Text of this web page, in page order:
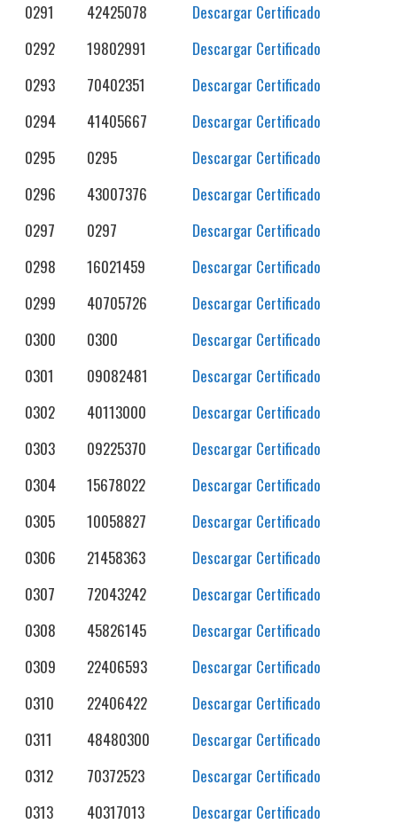
0291
42425078
Descargar Certificado
0292
19802991
Descargar Certificado
0293
70402351
Descargar Certificado
0294
41405667
Descargar Certificado
0295
0295
Descargar Certificado
0296
43007376
Descargar Certificado
0297
0297
Descargar Certificado
0298
16021459
Descargar Certificado
0299
40705726
Descargar Certificado
0300
0300
Descargar Certificado
0301
09082481
Descargar Certificado
0302
40113000
Descargar Certificado
0303
09225370
Descargar Certificado
0304
15678022
Descargar Certificado
0305
10058827
Descargar Certificado
0306
21458363
Descargar Certificado
0307
72043242
Descargar Certificado
0308
45826145
Descargar Certificado
0309
22406593
Descargar Certificado
0310
22406422
Descargar Certificado
0311
48480300
Descargar Certificado
0312
70372523
Descargar Certificado
0313
40317013
Descargar Certificado